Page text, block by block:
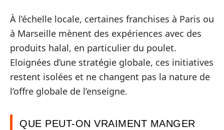
À l’échelle locale, certaines franchises à Paris ou
à Marseille mènent des expériences avec des
produits halal, en particulier du poulet.
Eloignées d’une stratégie globale, ces initiatives
restent isolées et ne changent pas la nature de
l’offre globale de l’enseigne.
QUE PEUT-ON VRAIMENT MANGER